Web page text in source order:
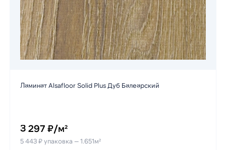
Ламинат Alsafloor Solid Plus Дуб Балеарский
3 297 ₽/м²
5 443 ₽ упаковка — 1.651м²